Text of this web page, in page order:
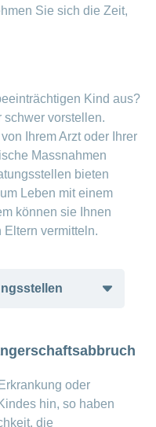
Sie sich die Zeit,
Kind aus?
vorstellen.
Ihrem Arzt oder Ihrer
Massnahmen
bieten
Leben mit einem
können sie Ihnen
Eltern vermitteln.
für Menschen
und
für
21 und
oder
hin, so haben
die